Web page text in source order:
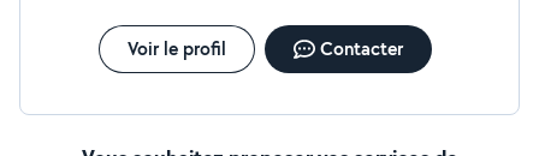
Voir le profil Contacter